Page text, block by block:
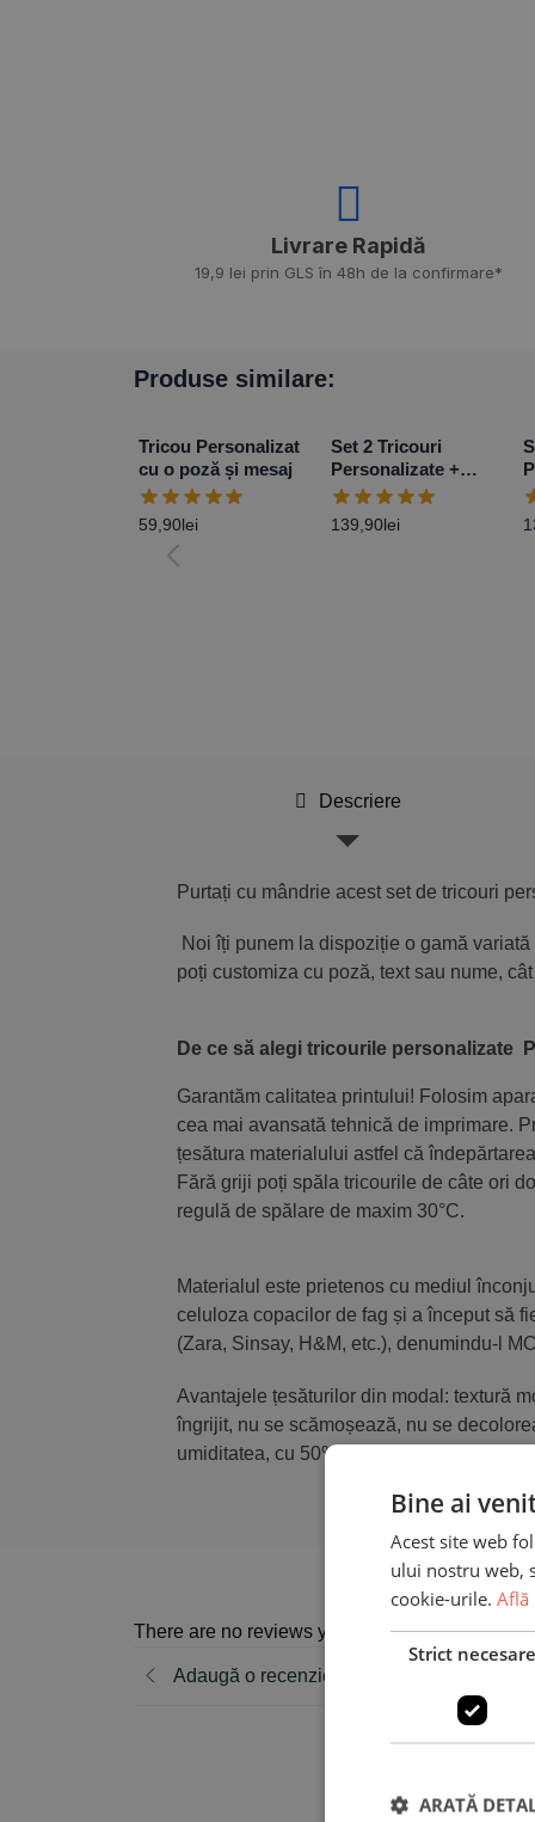
Livrare Rapidă​
19,9 lei prin GLS în 48h de la confirmare*
Produse similare:
Tricou Personalizat
cu o poză și mesaj
59,90lei
Set 2 Tricouri
Personalizate +
Body – Primul Paște
Baby Girl
139,90lei
Descriere
Purtați cu mândrie acest set de tricouri
Noi îți punem la dispoziție o gamă
poți customiza cu poză, text sau nume,
De ce să alegi tricourile personalizate
Garantăm calitatea printului! Folosim
cea mai avansată tehnică de imprimare.
țesătura materialului astfel că
Fără griji poți spăla tricourile de câte ori
regulă de spălare de maxim
Materialul este prietenos cu mediul
celuloza copacilor de fag și a început să
(Zara, Sinsay, H&M, etc.), denumindu-l
Avantajele țesăturilor din modal: textură
îngrijit, nu se scămoșează, nu se
umiditatea, cu 50% mai mult decât
There are no reviews yet
Adaugă o recenzie
Bine ai
Acest site web
ului nostru web,
cookie-urile. Află
Strict
ARATĂ